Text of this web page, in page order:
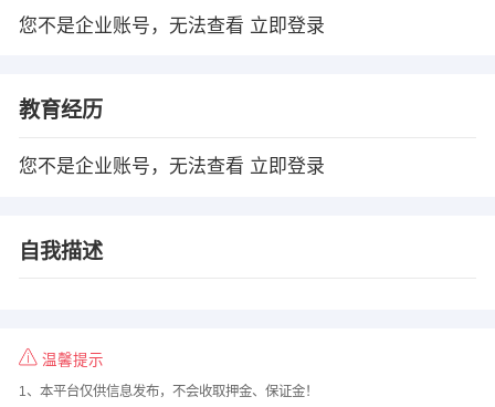
您不是企业账号，无法查看 立即登录
教育经历
您不是企业账号，无法查看 立即登录
自我描述
温馨提示
1、本平台仅供信息发布，不会收取押金、保证金！